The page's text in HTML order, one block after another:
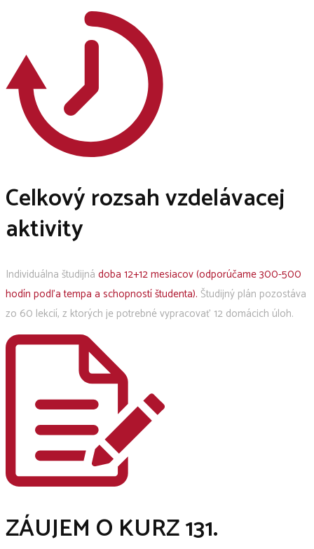
Celkový rozsah vzdelávacej
aktivity
Individuálna študijná doba 12+12 mesiacov (odporúčame 300-500
hodín podľa tempa a schopností študenta). Študijný plán pozostáva
zo 60 lekcií, z ktorých je potrebné vypracovať 12 domácich úloh.
ZÁUJEM O KURZ 131.